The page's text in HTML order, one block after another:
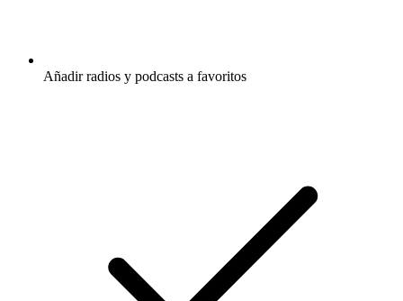
Añadir radios y podcasts a favoritos